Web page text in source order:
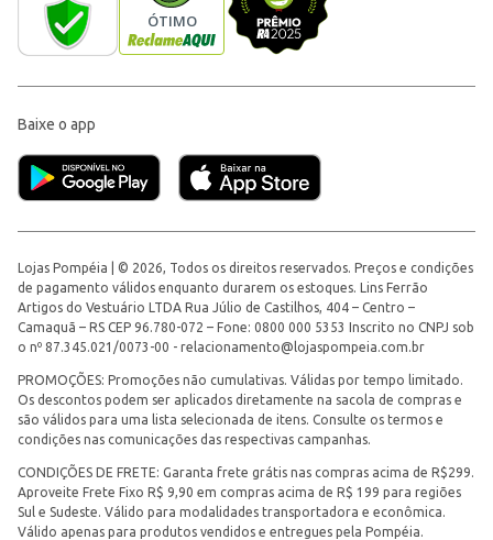
Baixe o app
Lojas Pompéia | © 2026, Todos os direitos reservados. Preços e condições
de pagamento válidos enquanto durarem os estoques. Lins Ferrão
Artigos do Vestuário LTDA Rua Júlio de Castilhos, 404 – Centro –
Camaquã – RS CEP 96.780-072 – Fone: 0800 000 5353 Inscrito no CNPJ sob
o nº 87.345.021/0073-00 - relacionamento@lojaspompeia.com.br
PROMOÇÕES: Promoções não cumulativas. Válidas por tempo limitado.
Os descontos podem ser aplicados diretamente na sacola de compras e
são válidos para uma lista selecionada de itens. Consulte os termos e
condições nas comunicações das respectivas campanhas.
CONDIÇÕES DE FRETE: Garanta frete grátis nas compras acima de R$299.
Aproveite Frete Fixo R$ 9,90 em compras acima de R$ 199 para regiões
Sul e Sudeste. Válido para modalidades transportadora e econômica.
Válido apenas para produtos vendidos e entregues pela Pompéia.